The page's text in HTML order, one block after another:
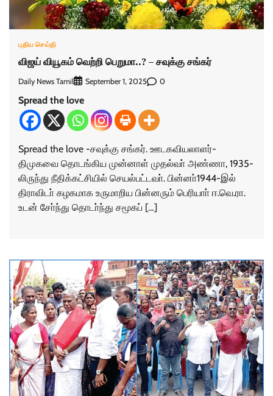
புதிய செய்தி
விஜய் வியூகம் வெற்றி பெறுமா..? – சவுக்கு சங்கர்
Daily News Tamil September 1, 2025 0
Spread the love
Spread the love -சவுக்கு சங்கர். ஊடகவியலாளர்-
திமுகவை தொடங்கிய முன்னாள் முதல்வா் அண்ணா, 1935-
லிருந்து நீதிக்கட்சியில் செயல்பட்டவா். பின்னா்1944-இல்
திராவிடா் கழகமாக உருமாறிய பின்னரும் பெரியாா் ஈ.வெ.ரா.
உடன் சோ்ந்து தொடா்ந்து சமூகப் […]